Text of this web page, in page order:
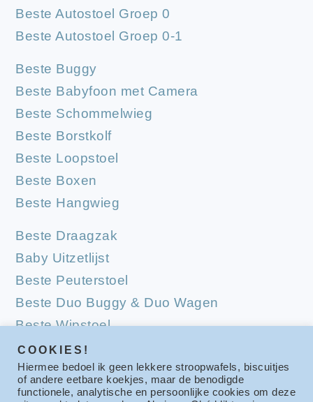
Beste Autostoel Groep 0
Beste Autostoel Groep 0-1
Beste Buggy
Beste Babyfoon met Camera
Beste Schommelwieg
Beste Borstkolf
Beste Loopstoel
Beste Boxen
Beste Hangwieg
Beste Draagzak
Baby Uitzetlijst
Beste Peuterstoel
Beste Duo Buggy & Duo Wagen
Beste Wipstoel
Beste Campingbedjes
Beste Babymatrassen
COOKIES!
Hiermee bedoel ik geen lekkere stroopwafels, biscuitjes
of andere eetbare koekjes, maar de benodigde
functionele, analytische en persoonlijke cookies om deze